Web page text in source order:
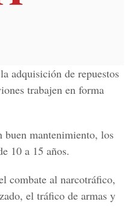
adquisición de repuestos
trabajen en forma
buen mantenimiento, los
10 a 15 años.
combate al narcotráfico,
el tráfico de armas y